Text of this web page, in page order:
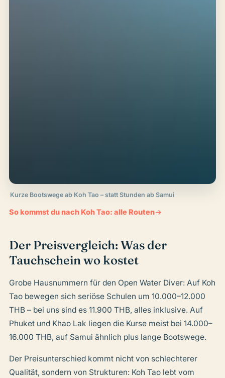
Kurze Bootswege ab Koh Tao – statt Stunden ab Samui
So kommst du nach Koh Tao: alle Routen
Der Preisvergleich: Was der
Tauchschein wo kostet
Grobe Hausnummern für den Open Water Diver: Auf Koh
Tao bewegen sich seriöse Schulen um 10.000–12.000
THB – bei uns sind es 11.900 THB, alles inklusive. Auf
Phuket und Khao Lak liegen die Kurse meist bei 14.000–
16.000 THB, auf Samui ähnlich plus lange Bootswege.
Der Preisunterschied kommt nicht von schlechterer
Qualität, sondern von Strukturen: Koh Tao lebt vom